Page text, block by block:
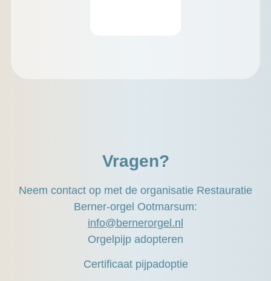
Vragen?
Neem contact op met de organisatie Restauratie
Berner-orgel Ootmarsum:
info@bernerorgel.nl
Orgelpijp adopteren
Certificaat pijpadoptie